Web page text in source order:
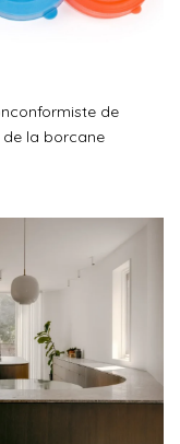
de
la borcane